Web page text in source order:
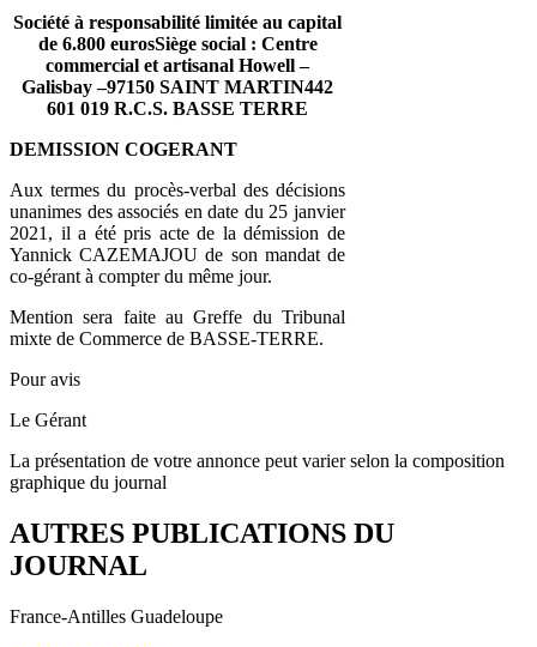
Société à responsabilité limitée au capital
de 6.800 eurosSiège social : Centre
commercial et artisanal Howell –
Galisbay –97150 SAINT MARTIN442
601 019 R.C.S. BASSE TERRE
DEMISSION COGERANT
Aux termes du procès-verbal des décisions
unanimes des associés en date du 25 janvier
2021, il a été pris acte de la démission de
Yannick CAZEMAJOU de son mandat de
co-gérant à compter du même jour.
Mention sera faite au Greffe du Tribunal
mixte de Commerce de BASSE-TERRE.
Pour avis
Le Gérant
La présentation de votre annonce peut varier selon la composition
graphique du journal
AUTRES PUBLICATIONS DU
JOURNAL
France-Antilles Guadeloupe